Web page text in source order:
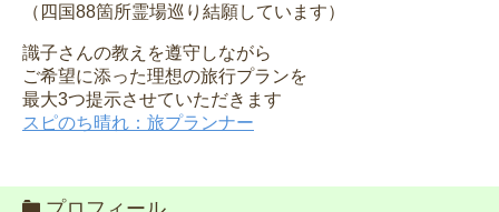
（四国88箇所霊場巡り結願しています）
識子さんの教えを遵守しながら
ご希望に添った理想の旅行プランを
最大3つ提示させていただきます
スピのち晴れ：旅プランナー